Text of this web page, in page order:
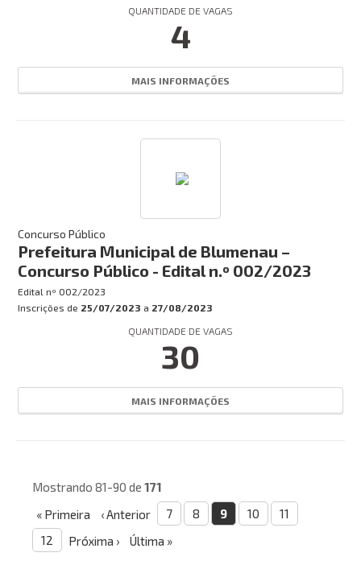
QUANTIDADE DE VAGAS
4
MAIS INFORMAÇÕES
Concurso Público
Prefeitura Municipal de Blumenau –
Concurso Público - Edital n.º 002/2023
Edital nº 002/2023
Inscrições de 25/07/2023 a 27/08/2023
QUANTIDADE DE VAGAS
30
MAIS INFORMAÇÕES
Mostrando 81-90 de 171
« Primeira
‹ Anterior 7 8 9 10
11
12
Próxima › Última »